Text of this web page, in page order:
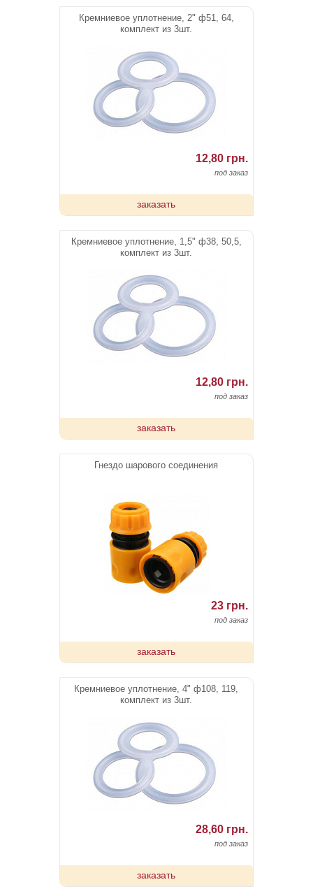
Кремниевое уплотнение, 2" ф51, 64,
комплект из 3шт.
12,80 грн.
под заказ
заказать
Кремниевое уплотнение, 1,5" ф38, 50,5,
комплект из 3шт.
12,80 грн.
под заказ
заказать
Гнездо шарового соединения
23 грн.
под заказ
заказать
Кремниевое уплотнение, 4" ф108, 119,
комплект из 3шт.
28,60 грн.
под заказ
заказать